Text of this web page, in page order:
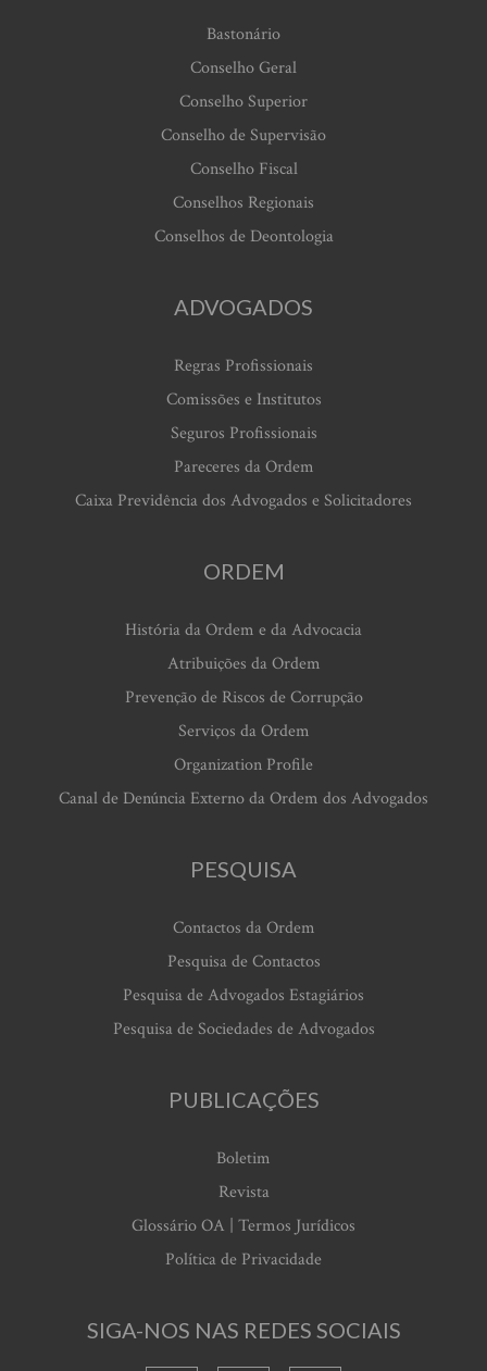
Bastonário
Conselho Geral
Conselho Superior
Conselho de Supervisão
Conselho Fiscal
Conselhos Regionais
Conselhos de Deontologia
ADVOGADOS
Regras Profissionais
Comissões e Institutos
Seguros Profissionais
Pareceres da Ordem
Caixa Previdência dos Advogados e Solicitadores
ORDEM
História da Ordem e da Advocacia
Atribuições da Ordem
Prevenção de Riscos de Corrupção
Serviços da Ordem
Organization Profile
Canal de Denúncia Externo da Ordem dos Advogados
PESQUISA
Contactos da Ordem
Pesquisa de Contactos
Pesquisa de Advogados Estagiários
Pesquisa de Sociedades de Advogados
PUBLICAÇÕES
Boletim
Revista
Glossário OA | Termos Jurídicos
Política de Privacidade
SIGA-NOS NAS REDES SOCIAIS